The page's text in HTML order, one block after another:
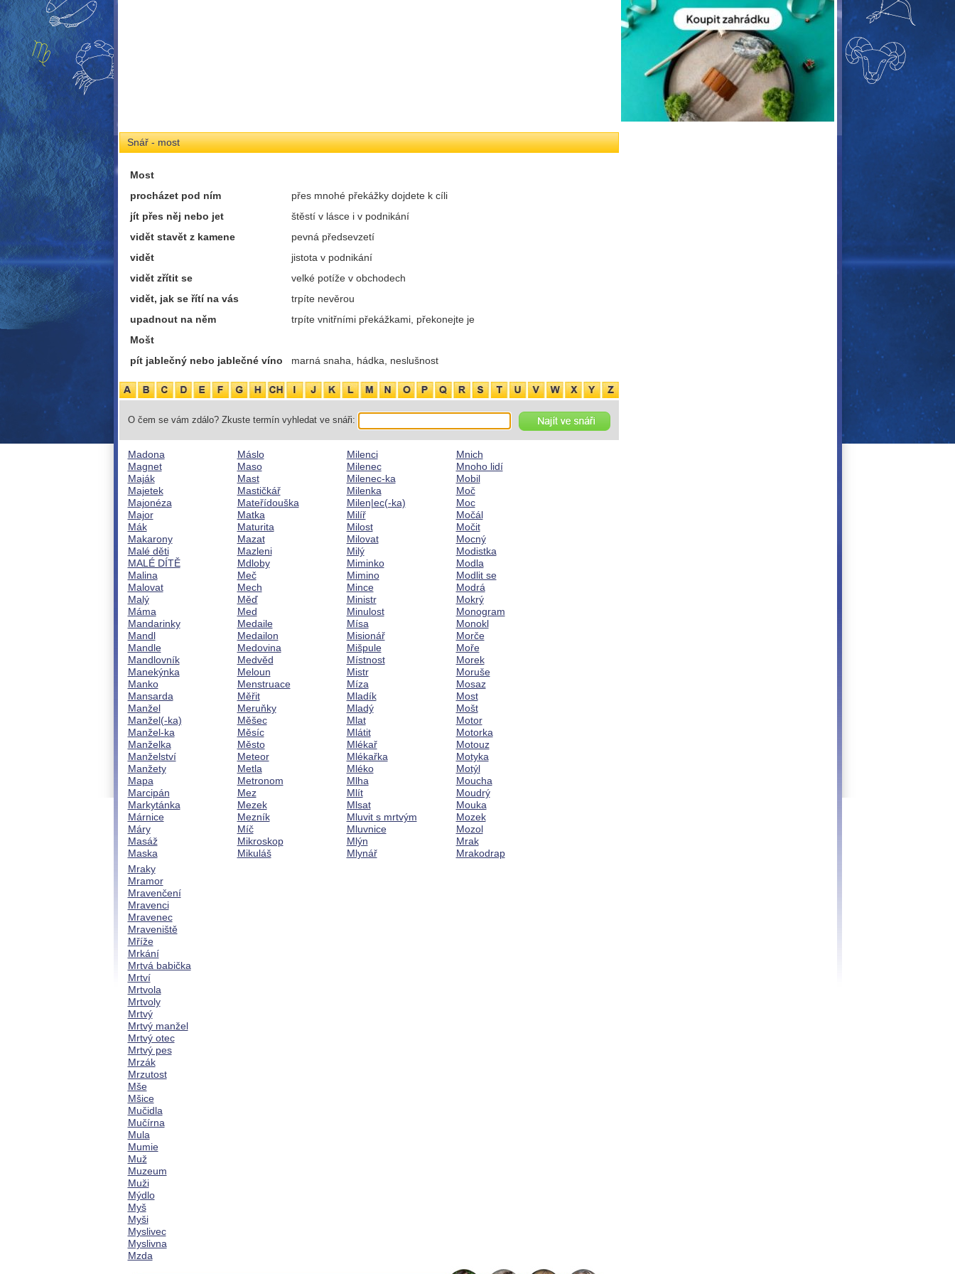
Snář - most
Most
procházet pod ním
přes mnohé překážky dojdete k cíli
jít přes něj nebo jet
štěstí v lásce i v podnikání
vidět stavět z kamene
pevná předsevzetí
vidět
jistota v podnikání
vidět zřítit se
velké potíže v obchodech
vidět, jak se řítí na vás
trpíte nevěrou
upadnout na něm
trpíte vnitřními překážkami, překonejte je
Mošt
pít jablečný nebo jablečné víno
marná snaha, hádka, neslušnost
O čem se vám zdálo? Zkuste termín vyhledat ve snáři:
Madona
Magnet
Maják
Majetek
Majonéza
Major
Mák
Makarony
Malé děti
MALÉ DÍTĚ
Malina
Malovat
Malý
Máma
Mandarinky
Mandl
Mandle
Mandlovník
Manekýnka
Manko
Mansarda
Manžel
Manžel(-ka)
Manžel-ka
Manželka
Manželství
Manžety
Mapa
Marcipán
Markytánka
Márnice
Máry
Masáž
Maska
Máslo
Maso
Mast
Mastičkář
Mateřídouška
Matka
Maturita
Mazat
Mazleni
Mdloby
Meč
Mech
Měď
Med
Medaile
Medailon
Medovina
Medvěd
Meloun
Menstruace
Měřit
Meruňky
Měšec
Měsíc
Město
Meteor
Metla
Metronom
Mez
Mezek
Mezník
Míč
Mikroskop
Mikuláš
Milenci
Milenec
Milenec-ka
Milenka
Milen|ec(-ka)
Milíř
Milost
Milovat
Milý
Miminko
Mimino
Mince
Ministr
Minulost
Mísa
Misionář
Mišpule
Místnost
Mistr
Míza
Mladík
Mladý
Mlat
Mlátit
Mlékař
Mlékařka
Mléko
Mlha
Mlít
Mlsat
Mluvit s mrtvým
Mluvnice
Mlýn
Mlynář
Mnich
Mnoho lidí
Mobil
Moč
Moc
Močál
Močit
Mocný
Modistka
Modla
Modlit se
Modrá
Mokrý
Monogram
Monokl
Morče
Moře
Morek
Moruše
Mosaz
Most
Mošt
Motor
Motorka
Motouz
Motyka
Motýl
Moucha
Moudrý
Mouka
Mozek
Mozol
Mrak
Mrakodrap
Mraky
Mramor
Mravenčení
Mravenci
Mravenec
Mraveniště
Mříže
Mrkání
Mrtvá babička
Mrtví
Mrtvola
Mrtvoly
Mrtvý
Mrtvý manžel
Mrtvý otec
Mrtvý pes
Mrzák
Mrzutost
Mše
Mšice
Mučidla
Mučírna
Mula
Mumie
Muž
Muzeum
Muži
Mýdlo
Myš
Myši
Myslivec
Myslivna
Mzda